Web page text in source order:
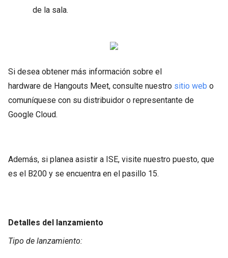
de la sala.
Si desea obtener más información sobre el
hardware de Hangouts Meet, consulte nuestro sitio web o
comuníquese con su distribuidor o representante de
Google Cloud.
Además, si planea asistir a ISE, visite nuestro puesto, que
es el B200 y se encuentra en el pasillo 15.
Detalles del lanzamiento
Tipo de lanzamiento: